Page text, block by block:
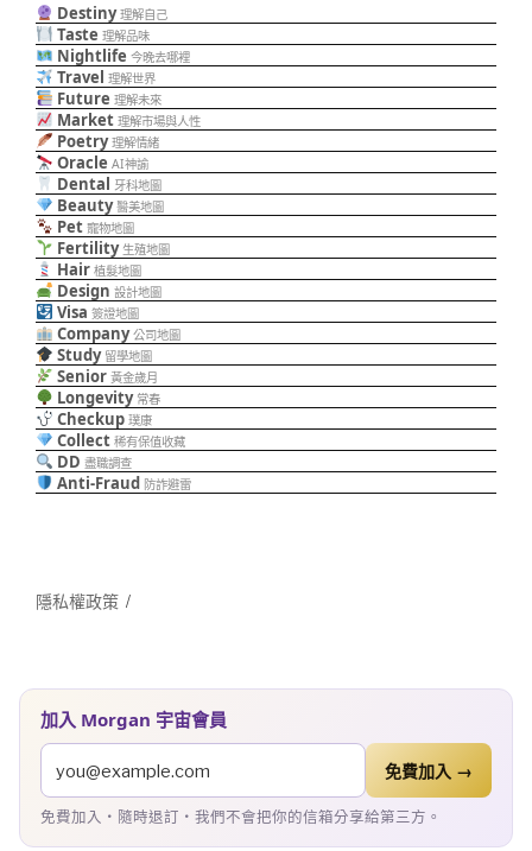
Destiny 理解自己
Taste 理解品味
Nightlife 今晚去哪裡
Travel 理解世界
Future 理解未來
Market 理解市場與人性
Poetry 理解情緒
Oracle AI神諭
Dental 牙科地圖
Beauty 醫美地圖
Pet 寵物地圖
Fertility 生殖地圖
Hair 植髮地圖
Design 設計地圖
Visa 簽證地圖
Company 公司地圖
Study 留學地圖
Senior 黃金歲月
Longevity 常春
Checkup 璞康
Collect 稀有保值收藏
DD 盡職調查
Anti-Fraud 防詐避雷
隱私權政策
加入 Morgan 宇宙會員
免費加入 →
免費加入・隨時退訂・我們不會把你的信箱分享給第三方。